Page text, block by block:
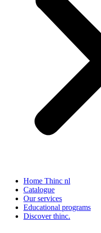
Home Thinc nl
Catalogue
Our services
Educational programs
Discover thinc.